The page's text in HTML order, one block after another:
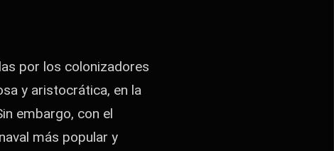
por los colonizadores
y aristocrática, en la
embargo, con el
más popular y